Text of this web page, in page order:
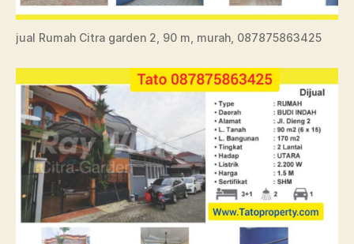
jual Rumah Citra garden 2, 90 m, murah, 087875863425